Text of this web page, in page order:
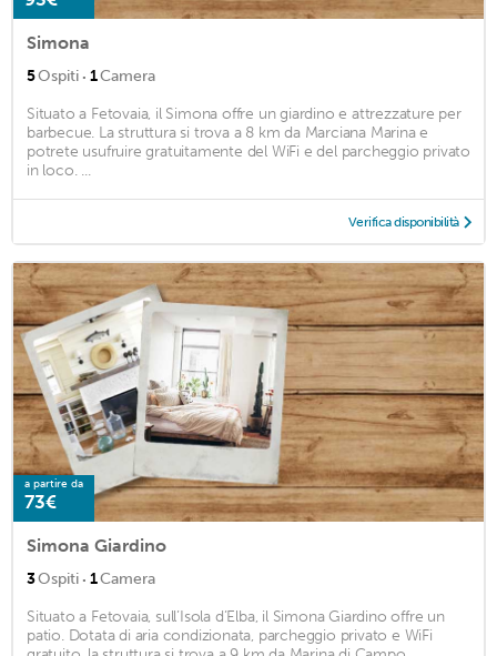
Simona
5Ospiti · 1Camera
Situato a Fetovaia, il Simona offre un giardino e attrezzature per
barbecue. La struttura si trova a 8 km da Marciana Marina e
potrete usufruire gratuitamente del WiFi e del parcheggio privato
in loco. ...
Verifica disponibilità
a partire da
73€
Simona Giardino
3Ospiti · 1Camera
Situato a Fetovaia, sull’Isola d’Elba, il Simona Giardino offre un
patio. Dotata di aria condizionata, parcheggio privato e WiFi